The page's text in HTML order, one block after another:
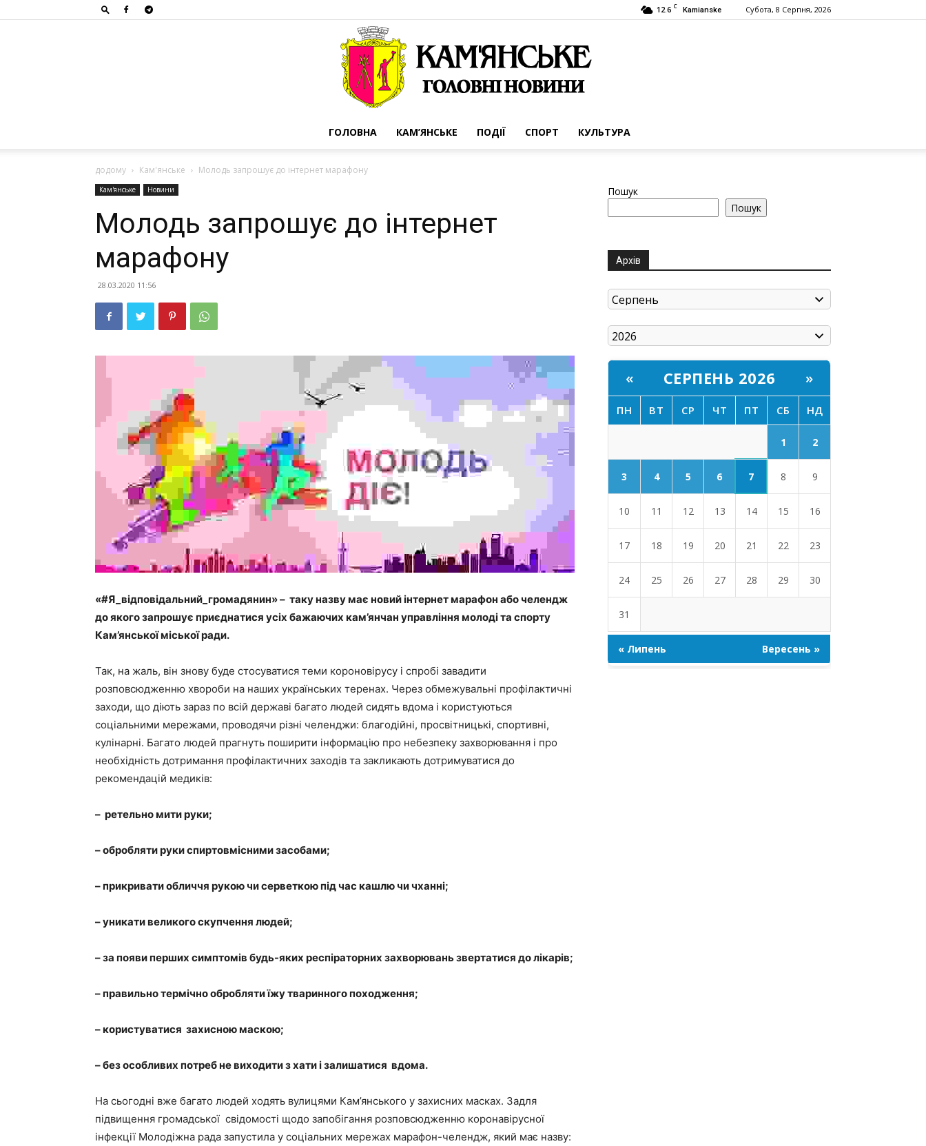
12.6 C Kamianske Субота, 8 Серпня, 2026
ГОЛОВНА КАМ’ЯНСЬКЕ ПОДІЇ СПОРТ КУЛЬТУРА
додому Кам'янське Молодь запрошує до інтернет марафону
Кам'янське Новини
Молодь запрошує до інтернет
марафону
28.03.2020 11:56
«#Я_відповідальний_громадянин» – таку назву має новий інтернет марафон або челендж
до якого запрошує приєднатися усіх бажаючих кам’янчан управління молоді та спорту
Кам’янської міської ради.
Так, на жаль, він знову буде стосуватися теми короновірусу і спробі завадити
розповсюдженню хвороби на наших українських теренах. Через обмежувальні профілактичні
заходи, що діють зараз по всій державі багато людей сидять вдома і користуються
соціальними мережами, проводячи різні челенджи: благодійні, просвітницькі, спортивні,
кулінарні. Багато людей прагнуть поширити інформацію про небезпеку захворювання і про
необхідність дотримання профілактичних заходів та закликають дотримуватися до
рекомендацій медиків:
– ретельно мити руки;
– обробляти руки спиртовмісними засобами;
– прикривати обличчя рукою чи серветкою під час кашлю чи чханні;
– уникати великого скупчення людей;
– за появи перших симптомів будь-яких респіраторних захворювань звертатися до лікарів;
– правильно термічно обробляти їжу тваринного походження;
– користуватися захисною маскою;
– без особливих потреб не виходити з хати і залишатися вдома.
На сьогодні вже багато людей ходять вулицями Кам’янського у захисних масках. Задля
підвищення громадської свідомості щодо запобігання розповсюдженню коронавірусної
інфекції Молодіжна рада запустила у соціальних мережах марафон-челендж, який має назву:
Пошук
Пошук
Архів
« СЕРПЕНЬ 2026 »
ПН ВТ СР ЧТ ПТ СБ НД
1 2
3 4 5 6 7 8 9
10 11 12 13 14 15 16
17 18 19 20 21 22 23
24 25 26 27 28 29 30
31
« Липень Вересень »